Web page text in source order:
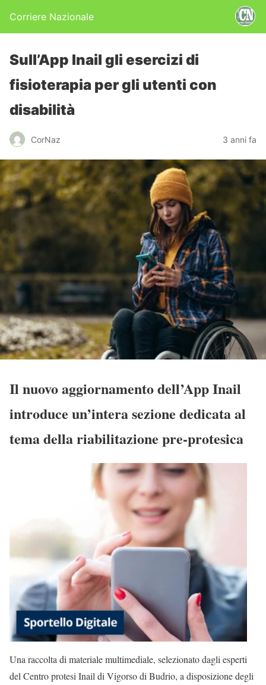
Corriere Nazionale
Sull’App Inail gli esercizi di
fisioterapia per gli utenti con
disabilità
CorNaz 3 anni fa
Il nuovo aggiornamento dell’App Inail
introduce un’intera sezione dedicata al
tema della riabilitazione pre-protesica
Una raccolta di materiale multimediale, selezionato dagli esperti
del Centro protesi Inail di Vigorso di Budrio, a disposizione degli